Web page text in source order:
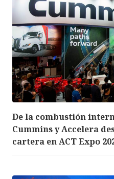
De la combustión
Cummins y Accelera
cartera en ACT Expo